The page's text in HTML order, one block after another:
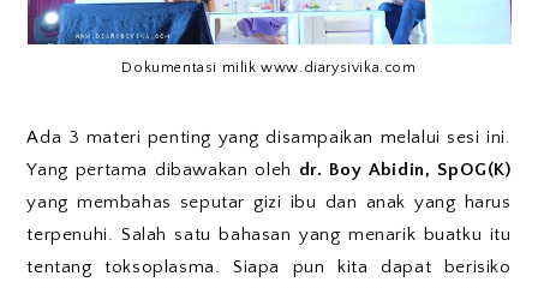
Dokumentasi milik www.diarysivika.com
Ada 3 materi penting yang disampaikan melalui sesi ini.
Yang pertama dibawakan oleh dr. Boy Abidin, SpOG(K)
yang membahas seputar gizi ibu dan anak yang harus
terpenuhi. Salah satu bahasan yang menarik buatku itu
tentang toksoplasma. Siapa pun kita dapat berisiko